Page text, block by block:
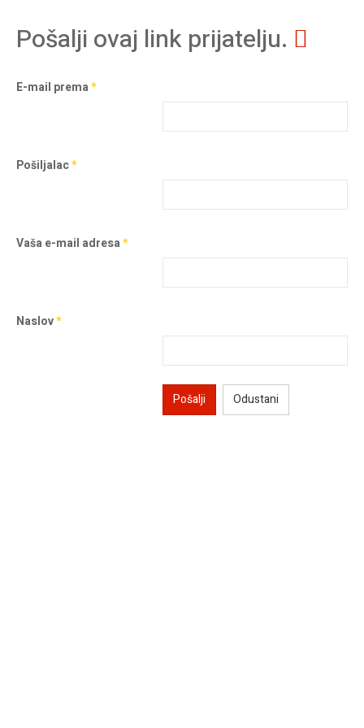
Pošalji ovaj link prijatelju.
E-mail prema*
Pošiljalac*
Vaša e-mail adresa*
Naslov*
Pošalji Odustani